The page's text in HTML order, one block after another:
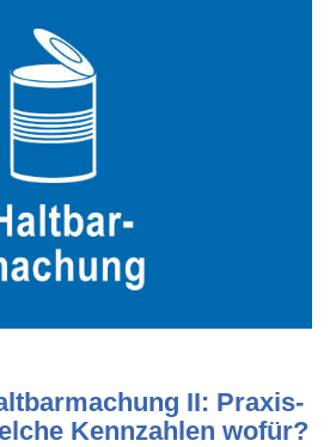
II: Praxis-
Kennzahlen wofür?